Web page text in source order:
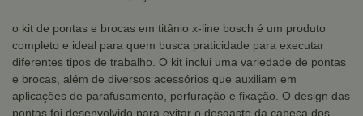
o kit de pontas e brocas em titânio x-line bosch é um produto
completo e ideal para quem busca praticidade para executar
diferentes tipos de trabalho. O kit inclui uma variedade de pontas
e brocas, além de diversos acessórios que auxiliam em
aplicações de parafusamento, perfuração e fixação. O design das
pontas foi desenvolvido para evitar o desgaste da cabeça dos